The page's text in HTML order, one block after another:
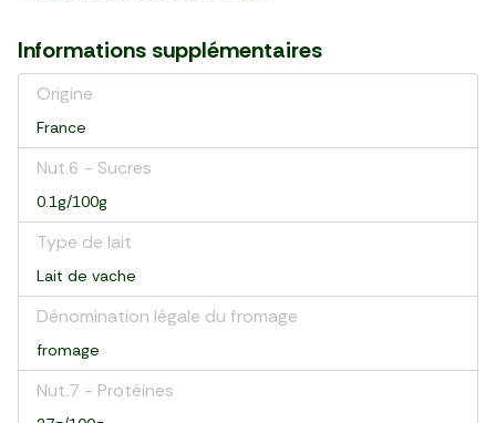
Informations supplémentaires
Origine
France
Nut.6 - Sucres
0.1g/100g
Type de lait
Lait de vache
Dénomination légale du fromage
fromage
Nut.7 - Protéines